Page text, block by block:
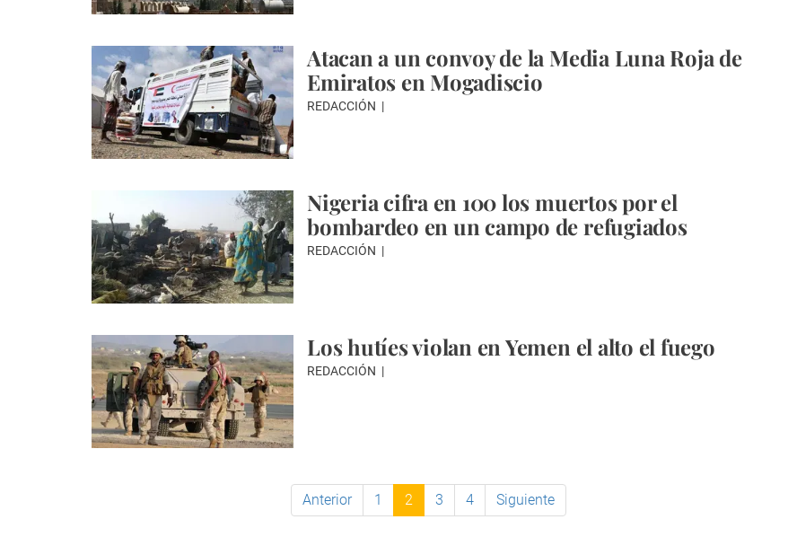
Atacan a un convoy de la Media Luna Roja de
Emiratos en Mogadiscio
REDACCIÓN
Nigeria cifra en 100 los muertos por el
bombardeo en un campo de refugiados
REDACCIÓN
Los hutíes violan en Yemen el alto el fuego
REDACCIÓN
Anterior 1 2 3 4 Siguiente